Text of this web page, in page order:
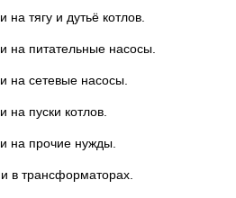
тягу и дутьё котлов.
на питательные насосы.
на сетевые насосы.
на пуски котлов.
на прочие нужды.
в трансформаторах.